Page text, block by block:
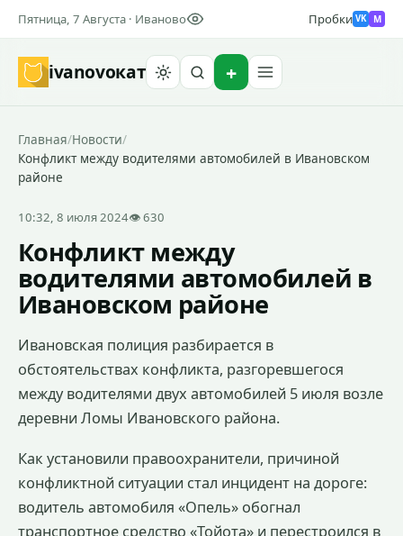
Пятница, 7 Августа · Иваново Пробки VK M
ivanovoкат
Главная/Новости/
Конфликт между водителями автомобилей в Ивановском
районе
10:32, 8 июля 2024👁 630
Конфликт между
водителями автомобилей в
Ивановском районе
Ивановская полиция разбирается в
обстоятельствах конфликта, разгоревшегося
между водителями двух автомобилей 5 июля возле
деревни Ломы Ивановского района.
Как установили правоохранители, причиной
конфликтной ситуации стал инцидент на дороге:
водитель автомобиля «Опель» обогнал
транспортное средство «Тойота» и перестроился в